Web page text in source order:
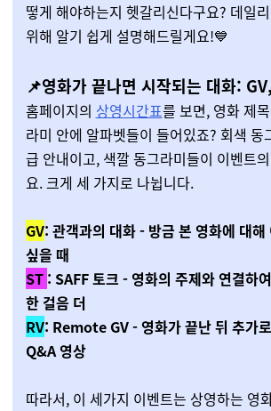
떻게 해야하는지 헷갈리신다구요? 데일
위해 알기 쉽게 설명해드릴게요!💙
📌영화가 끝나면 시작되는 대화:
홈페이지의 상영시간표를 보면, 영화 제
라미 안에 알파벳들이 들어있죠? 회색 동
급 안내이고, 색깔 동그라미들이 이벤트
요. 크게 세 가지로 나뉩니다.
GV: 관객과의 대화 - 방금 본 영화에 대해
싶을 때
ST : SAFF 토크 - 영화의 주제와 연결하
한 걸음 더
RV: Remote GV - 영화가 끝난 뒤 추가
Q&A 영상
따라서, 이 세가지 이벤트는 상영하는 영